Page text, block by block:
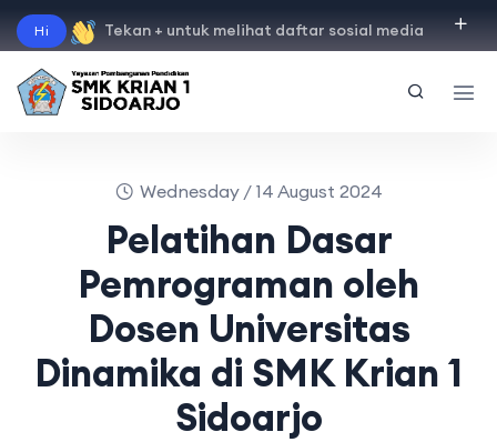
Hi Tekan + untuk melihat daftar sosial media
" instagram" " facebook
Wednesday / 14 August 2024
Pelatihan Dasar
Pemrograman oleh
Dosen Universitas
Dinamika di SMK Krian 1
Sidoarjo